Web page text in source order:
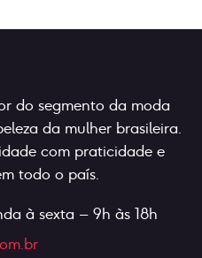
do segmento da moda
da mulher brasileira.
com praticidade e
todo o país.
à sexta – 9h às 18h